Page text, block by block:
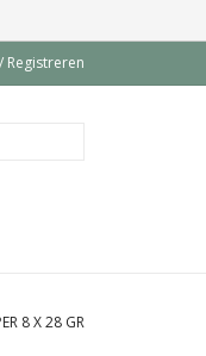
Registreren
8 X 28 GR